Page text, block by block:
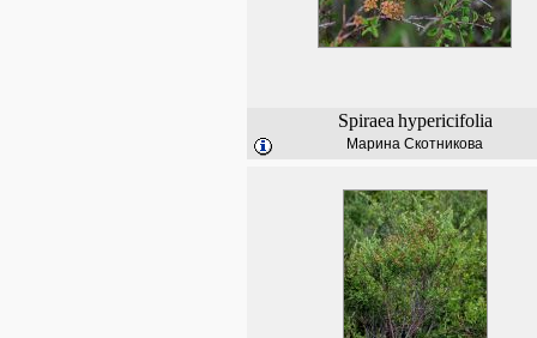
Spiraea hypericifolia
Марина Скотникова